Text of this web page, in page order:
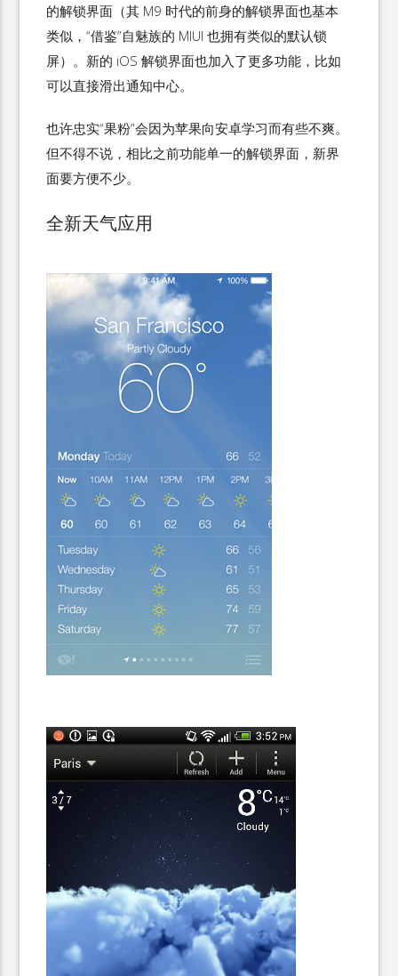
的解锁界面（其 M9 时代的前身的解锁界面也基本
类似，“借鉴”自魅族的 MIUI 也拥有类似的默认锁
屏）。新的 iOS 解锁界面也加入了更多功能，比如
可以直接滑出通知中心。
也许忠实“果粉”会因为苹果向安卓学习而有些不爽。
但不得不说，相比之前功能单一的解锁界面，新界
面要方便不少。
全新天气应用